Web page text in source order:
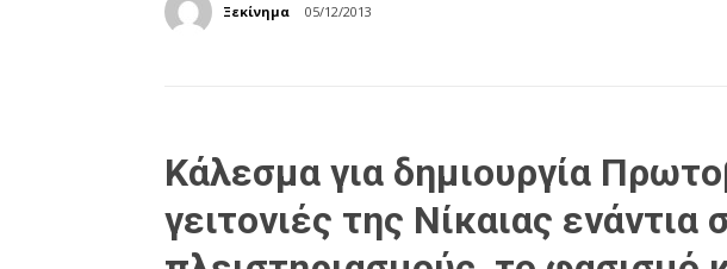
Ξεκίνημα 05/12/2013
Κάλεσμα για δημιουργία
γειτονιές της Νίκαιας ενάντια